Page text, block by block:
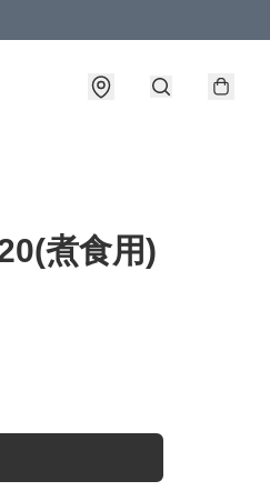
煮食用)